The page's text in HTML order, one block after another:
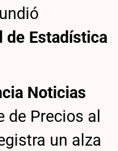
de Estadística
Noticias
de Precios al
un alza